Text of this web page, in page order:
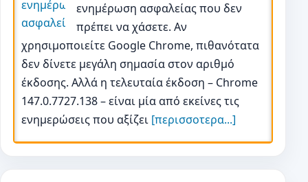
ενημέρωση ασφαλείας που δεν
πρέπει να χάσετε. Αν
χρησιμοποιείτε Google Chrome, πιθανότατα
δεν δίνετε μεγάλη σημασία στον αριθμό
έκδοσης. Αλλά η τελευταία έκδοση – Chrome
147.0.7727.138 – είναι μία από εκείνες τις
ενημερώσεις που αξίζει [περισσοτερα...]